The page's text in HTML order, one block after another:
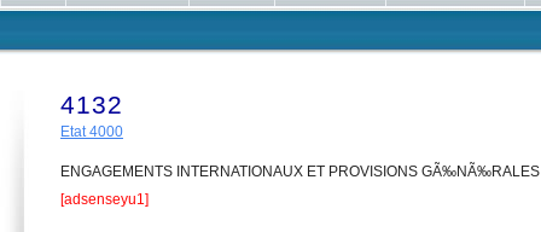
4132
Etat 4000
ENGAGEMENTS INTERNATIONAUX ET PROVISIONS GÃ‰NÃ‰RALES
[adsenseyu1]